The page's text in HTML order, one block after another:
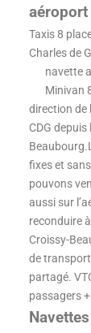
aéroport
Taxis 8
Charles de
navette
Minivan
direction de
CDG depuis
fixes et
pouvons
aussi sur
reconduire
Croissy-
de
partagé.
passagers